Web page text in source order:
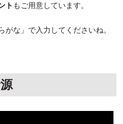
ト もご用意しています。
がな」で入力してくださいね。